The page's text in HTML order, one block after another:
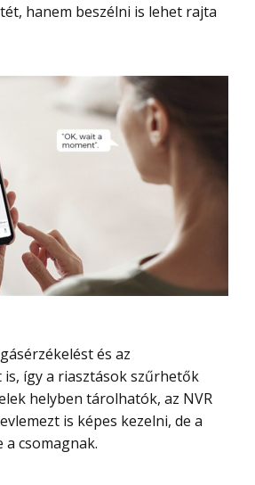
hanem beszélni is lehet rajta
így a riasztások szűrhetők
helyben tárolhatók, az NVR
is képes kezelni, de a
csomagnak.